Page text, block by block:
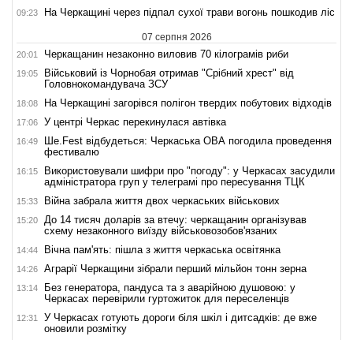
09:23 На Черкащині через підпал сухої трави вогонь пошкодив ліс
07 серпня 2026
20:01 Черкащанин незаконно виловив 70 кілограмів риби
19:05
Військовий із Чорнобая отримав "Срібний хрест" від
Головнокомандувача ЗСУ
18:08 На Черкащині загорівся полігон твердих побутових відходів
17:06 У центрі Черкас перекинулася автівка
16:49
Ше.Fest відбудеться: Черкаська ОВА погодила проведення
фестивалю
16:15
Використовували шифри про "погоду": у Черкасах засудили
адміністратора груп у телеграмі про пересування ТЦК
15:33 Війна забрала життя двох черкаських військових
15:20
До 14 тисяч доларів за втечу: черкащанин організував
схему незаконного виїзду військовозобов'язаних
14:44 Вічна пам'ять: пішла з життя черкаська освітянка
14:26 Аграрії Черкащини зібрали перший мільйон тонн зерна
13:14
Без генератора, пандуса та з аварійною душовою: у
Черкасах перевірили гуртожиток для переселенців
12:31
У Черкасах готують дороги біля шкіл і дитсадків: де вже
оновили розмітку